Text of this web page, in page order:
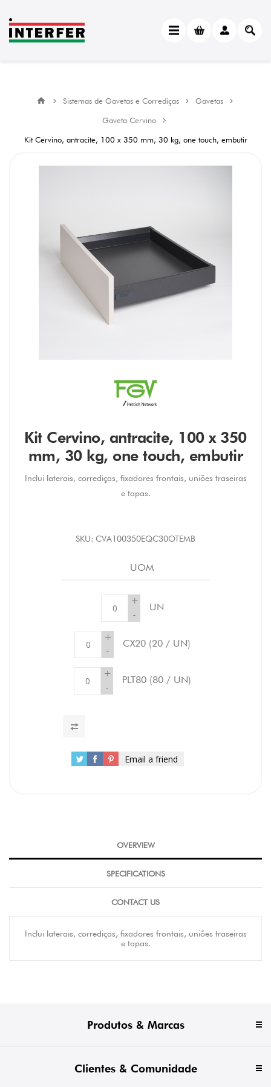
Sistemas de Gavetas e Corrediças
Gavetas
Gaveta Cervino
Kit Cervino, antracite, 100 x 350 mm, 30 kg, one touch, embutir
Kit Cervino, antracite, 100 x 350
mm, 30 kg, one touch, embutir
Inclui laterais, corrediças, fixadores frontais, uniões traseiras
e tapas.
SKU: CVA100350EQC30OTEMB
UOM
+
-
UN
+
-
CX20 (20 / UN)
+
-
PLT80 (80 / UN)
Email a friend
OVERVIEW
SPECIFICATIONS
CONTACT US
Inclui laterais, corrediças, fixadores frontais, uniões traseiras
e tapas.
Produtos & Marcas
Clientes & Comunidade